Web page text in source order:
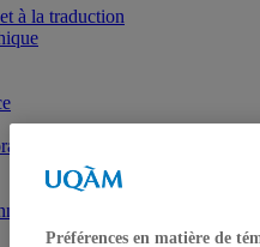
à la traduction
Préférences en matière de